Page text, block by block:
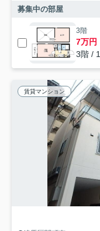
募集中の部屋
3階
7万円
3階 /
賃貸マンション